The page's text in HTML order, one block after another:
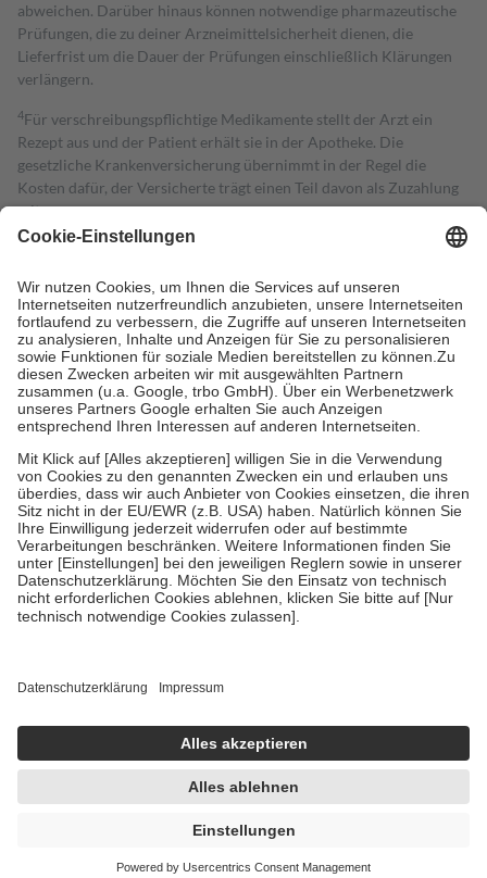
abweichen. Darüber hinaus können notwendige pharmazeutische
Prüfungen, die zu deiner Arzneimittelsicherheit dienen, die
Lieferfrist um die Dauer der Prüfungen einschließlich Klärungen
verlängern.
4Für verschreibungspflichtige Medikamente stellt der Arzt ein
Rezept aus und der Patient erhält sie in der Apotheke. Die
gesetzliche Krankenversicherung übernimmt in der Regel die
Kosten dafür, der Versicherte trägt einen Teil davon als Zuzahlung
mit.
Grundsätzlich leisten Mitglieder Zuzahlungen in Höhe von zehn
höchstens zehn Euro.
Es sind jedoch nie mehr als die tatsächlichen
Kosten der Leistung zu entrichten.
Diese Regeln gelten grundsätzlich auch für Online-Apotheken.
Bei Heilmitteln und häuslicher Krankenpflege beträgt die
Zuzahlung zehn Prozent der Kosten sowie zehn Euro je
Verordnung.
Um das Engagement der Versicherten für ihre eigene Gesundheit zu
stärken und die besondere Stellung der Familie zu unterstützen,
fallenkeine Zuzahlungenan bei:
• Kindern und Jugendlichen bis zum vollendeten 18. Lebensjahr
mit Ausnahme der Fahrkosten
• Untersuchungen zur Vorsorge und Früherkennung, die von der
GKV getragen werden
• empfohlenen Schutzimpfungen
• Harn- und Blutteststreifen
getroffen, um sicherzustellen, dass es sich um echte Bewertungen
https://help.etrusted.com/hc/de/articles/4419944605341
Einige Bilder und Inhalte wurden unter Zuhilfenahme künstlicher